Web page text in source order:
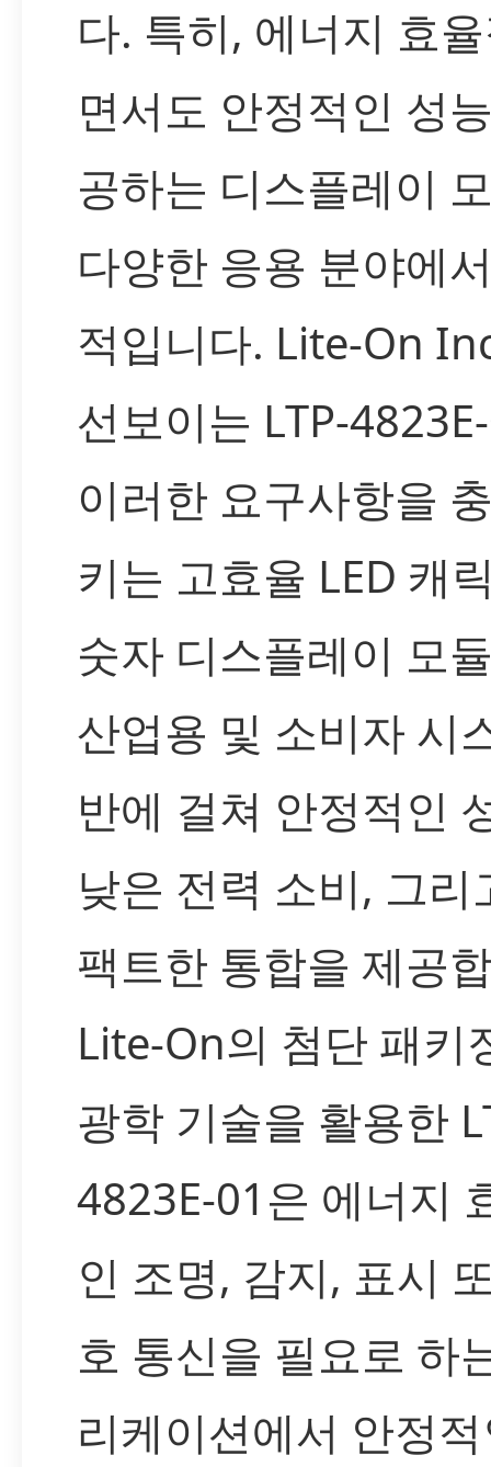
다. 특히, 에너지 효
면서도 안정적인 성
공하는 디스플레이
다양한 응용 분야에
적입니다. Lite-On
선보이는 LTP-
이러한 요구사항을
키는 고효율 LED 캐
숫자 디스플레이 모
산업용 및 소비자 시
반에 걸쳐 안정적인
낮은 전력 소비, 그리
팩트한 통합을 제공
Lite-On의 첨단 패키
광학 기술을 활용한
4823E-01은 에너지
인 조명, 감지, 표시
호 통신을 필요로 하
리케이션에서 안정